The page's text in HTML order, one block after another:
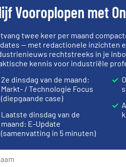
dairy,
en
AB Weegtechniek
AB Weegtechniek
biedt naast een
aan weegapparatuur
componenten
geautomatiseerde
➜
Vooroplopen met
twee keer per maand
— met redactionele inzichten
rechtstreeks in je
kennis voor industriële
2e dinsdag van de maand:
Markt- / Technologie Focus
(diepgaande case)
Laatste dinsdag van de
maand: E-Update
(samenvatting in 5 minuten)